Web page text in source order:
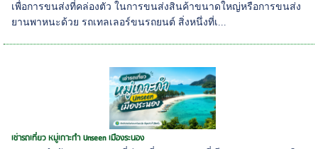
เพื่อการขนส่งที่คล่องตัว ในการขนส่งสินค้าขนาดใหญ่หรือการขนส่ง
ยานพาหนะด้วย รถเทลเลอร์ขนรถยนต์ สิ่งหนึ่งที่เ...
เช่ารถเที่ยว หมู่เกาะกำ Unseen เมืองระนอง